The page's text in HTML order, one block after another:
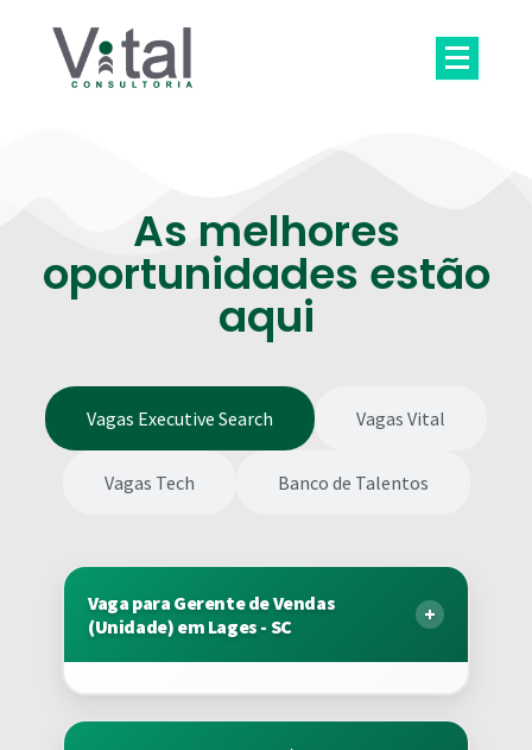
As melhores
oportunidades estão
aqui
Vagas Executive Search Vagas Vital
Vagas Tech Banco de Talentos
Vaga para Gerente de Vendas
(Unidade) em Lages - SC